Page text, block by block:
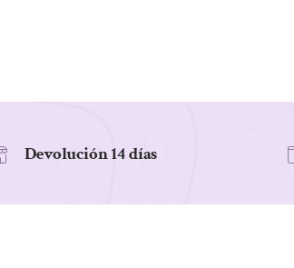
Devolución 14 días